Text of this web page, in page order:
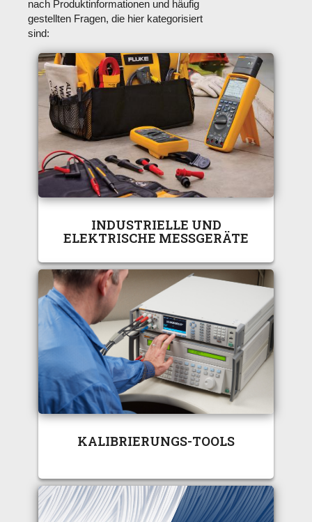
nach Produktinformationen und häufig
gestellten Fragen, die hier kategorisiert
sind:
INDUSTRIELLE UND
ELEKTRISCHE MESSGERÄTE
KALIBRIERUNGS-TOOLS